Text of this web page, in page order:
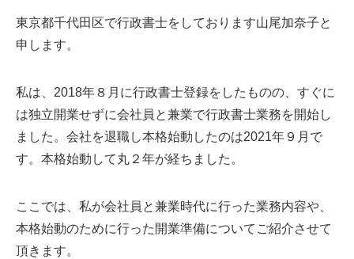
東京都千代田区で行政書士をしております山尾加奈子と
申します。
私は、2018年８月に行政書士登録をしたものの、すぐに
は独立開業せずに会社員と兼業で行政書士業務を開始し
ました。会社を退職し本格始動したのは2021年９月で
す。本格始動して丸２年が経ちました。
ここでは、私が会社員と兼業時代に行った業務内容や、
本格始動のために行った開業準備についてご紹介させて
頂きます。